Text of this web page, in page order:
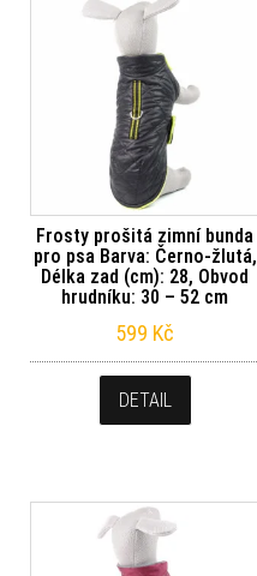
Frosty prošitá zimní bunda
pro psa Barva: Černo-žlutá,
Délka zad (cm): 28, Obvod
hrudníku: 30 – 52 cm
599 Kč
DETAIL